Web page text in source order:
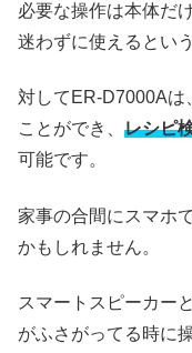
必要な操作は本体だ
迷わずに使えるとい
対してER-D7000Aは
ことができ、 レシピ
可能です。
家事の合間にスマホ
かもしれません。
スマートスピーカー
がふさがってる時に